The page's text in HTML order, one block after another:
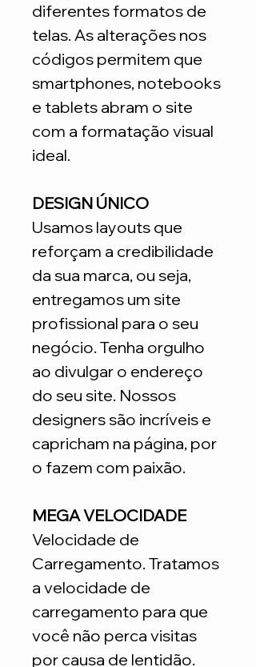
diferentes formatos de
telas. As alterações nos
códigos permitem que
smartphones, notebooks
e tablets abram o site
com a formatação visual
ideal.
DESIGN ÚNICO
Usamos layouts que
reforçam a credibilidade
da sua marca, ou seja,
entregamos um site
profissional para o seu
negócio. Tenha orgulho
ao divulgar o endereço
do seu site. Nossos
designers são incríveis e
capricham na página, por
o fazem com paixão.
MEGA VELOCIDADE
Velocidade de
Carregamento. Tratamos
a velocidade de
carregamento para que
você não perca visitas
por causa de lentidão.